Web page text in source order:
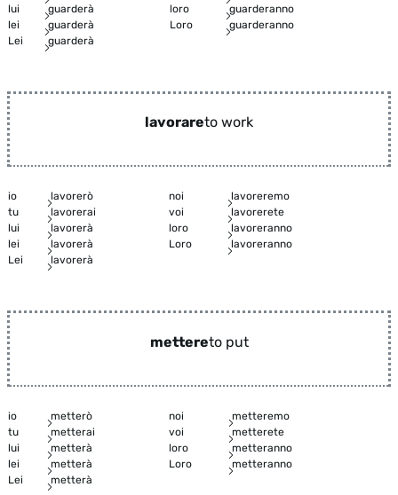
lui guarderà loro
guarderanno
lei
guarderà Loro
guarderanno
Lei
guarderà
lavorareto work
io lavorerò noi
lavoreremo
tu
lavorerai voi
lavorerete
lui
lavorerà loro
lavoreranno
lei
lavorerà Loro
lavoreranno
Lei
lavorerà
mettereto put
io metterò noi
metteremo
tu
metterai voi
metterete
lui
metterà loro
metteranno
lei
metterà Loro
metteranno
Lei
metterà